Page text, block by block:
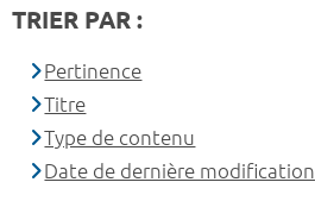
TRIER PAR :
Pertinence
Titre
Type de contenu
Date de dernière modification